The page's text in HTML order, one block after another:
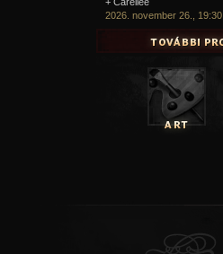
2026. november 26., 19:30